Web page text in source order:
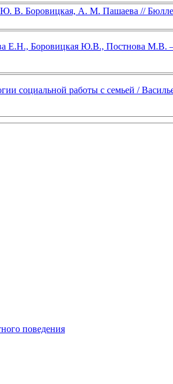
В. Боровицкая, А. М. Пашаева //
Е.Н., Боровицкая Ю.В., Постнова
социальной работы с семьей /
поведения